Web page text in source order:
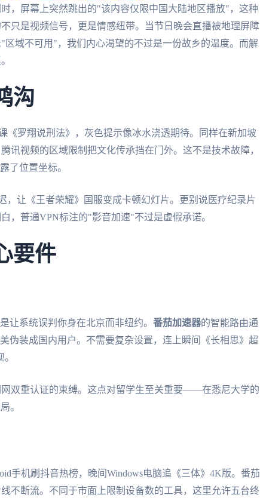
，屏幕上突然跳出的"该内容仅限中国大陆地区播放"，这种
只是视频信号，更是情感纽带。当节日晚会直播被地理屏障
域不可用"，我们内心渴望的不过是一份故乡的温度。而解
沟
《罗翔说刑法》，灰色提示像冰水浇透期待。同样在新加坡
讯视频的区域限制把文化传承挡在门外。这不是技术故障，
了位置坐标。
，让《王者荣耀》国服变成卡顿幻灯片。更别说医疗纪录片
，普通VPN标注的"影音加速"不过是虚假承诺。
要件
让系统误判你身在北京而非纽约。 番茄加速器的智能路由通
伪装成国内用户。不需要复杂设置，连上瞬间《长相思》超
双重认证的束缚。这点对留学生至关重要——在悉尼大学的
。
手机刷抖音热榜，晚间Windows电脑追《三体》4K版。番茄
不断流。不同于市面上限制设备数的工具，这里允许五台终